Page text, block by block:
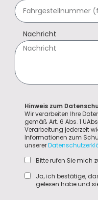
Nachricht
Hinweis zum
Wir verarbeiten Ihre
gemäß Art. 6 Abs. 1
Verarbeitung jederzeit
Informationen zum
unserer
Bitte rufen Sie mich
Ja, ich bestätige,
gelesen habe und